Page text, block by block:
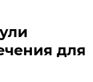
для